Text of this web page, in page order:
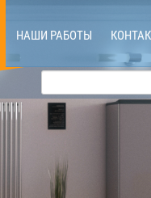
НАШИ РАБОТЫ